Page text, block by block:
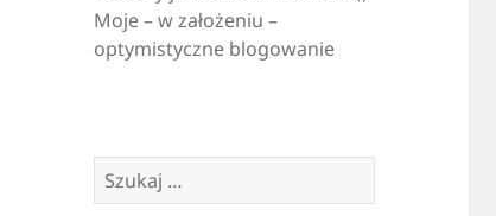
Moje – w założeniu –
optymistyczne blogowanie
Szukaj: